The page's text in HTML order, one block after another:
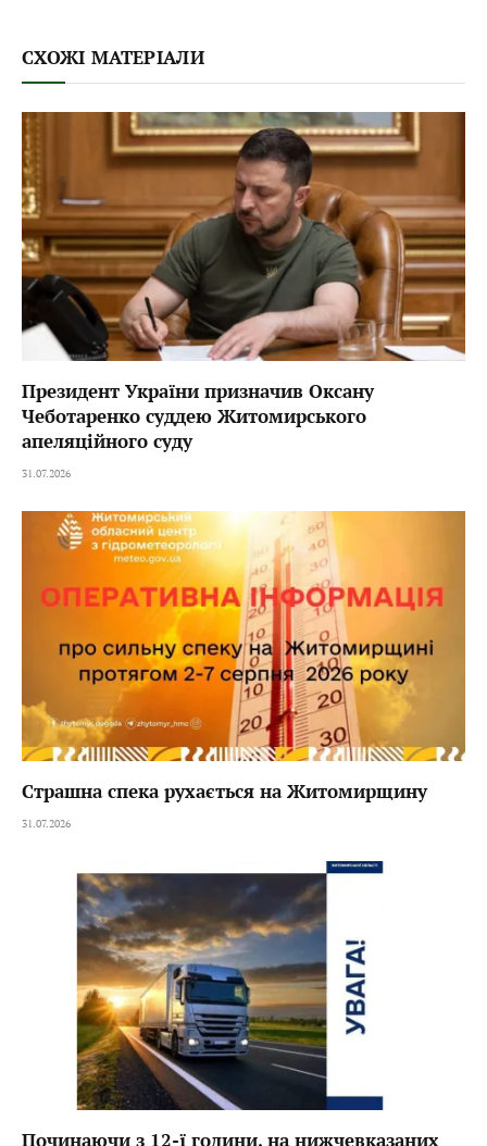
СХОЖІ МАТЕРІАЛИ
Президент України призначив Оксану
Чеботаренко суддею Житомирського
апеляційного суду
31.07.2026
Страшна спека рухається на Житомирщину
31.07.2026
Починаючи з 12-ї години, на нижчевказаних